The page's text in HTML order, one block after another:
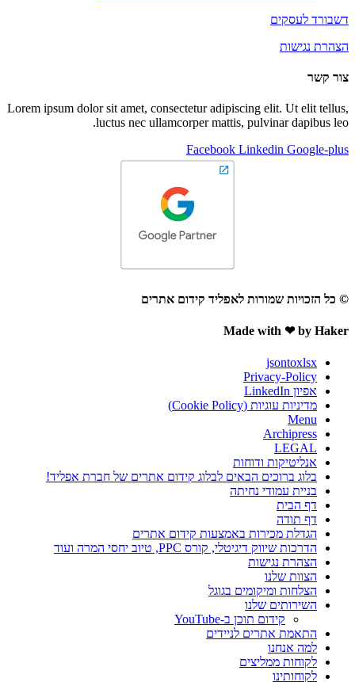
דשבורד לעסקים
הצהרת נגישות
צור קשר
Lorem ipsum dolor sit amet, consectetur adipiscing elit. Ut elit tellus,
luctus nec ullamcorper mattis, pulvinar dapibus leo.
Facebook Linkedin Google-plus
© כל הזכויות שמורות לאפליד קידום אתרים
Made with ❤ by Haker
jsontoxlsx
Privacy-Policy
אפיון LinkedIn
מדיניות עוגיות (Cookie Policy)
Menu
Archipress
LEGAL
אנליטיקות ודוחות
בלוג ברוכים הבאים לבלוג קידום אתרים של חברת אפליד!
בניית עמודי נחיתה
דף הבית
דף תודה
הגדלת מכירות באמצעות קידום אתרים
הדרכות שיווק דיגיטלי, קורס PPC, טיוב יחסי המרה ועוד
הצהרת נגישות
הצוות שלנו
הצלחות ומיקומים בגוגל
השירותים שלנו
קידום תוכן ב-YouTube
התאמת אתרים לניידים
למה אנחנו
לקוחות ממליצים
לקוחותינו